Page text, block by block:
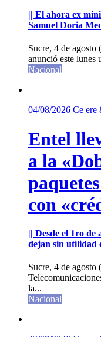
|| El ahora ex
Samuel Doria
Sucre, 4 de
anunció este lunes
Nacional
04/08/2026 Ce ere
Entel
a la
con
|| Desde el 1ro de
dejan sin utilidad
Sucre, 4 de
la...
Nacional